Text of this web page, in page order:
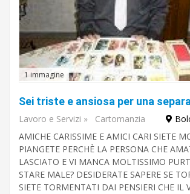
1 immagine
Lavoro e Servizi » Cartomanzia
AMICHE CARISSIME E AMICI CARI SIETE
PIANGETE PERCHÈ LA PERSONA CHE
LASCIATO E VI MANCA MOLTISSIMO
STARE MALE? DESIDERATE SAPERE SE
SIETE TORMENTATI DAI PENSIERI CHE IL